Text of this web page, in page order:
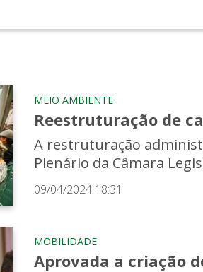
MEIO AMBIENTE
Reestruturação de
A restruturação
Plenário da Câmara
09/04/2024 18:31
MOBILIDADE
Aprovada a criação